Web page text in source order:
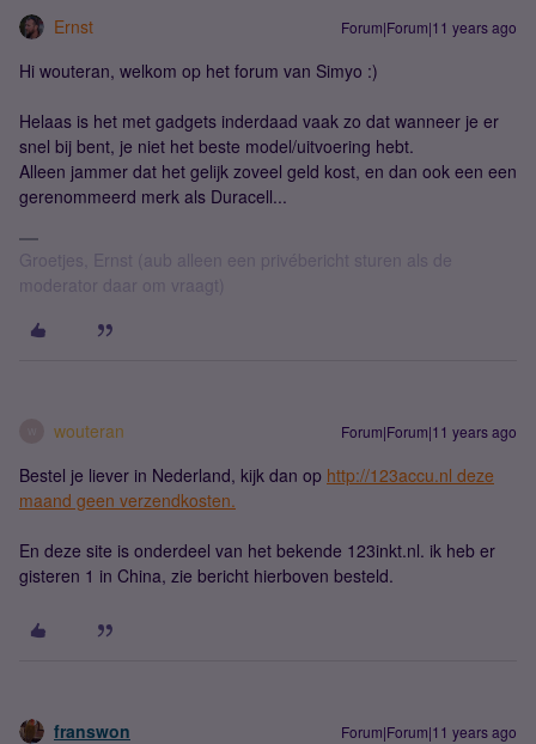
Ernst Forum|Forum|11 years ago
Hi wouteran, welkom op het forum van Simyo :)
Helaas is het met gadgets inderdaad vaak zo dat wanneer je er
snel bij bent, je niet het beste model/uitvoering hebt.
Alleen jammer dat het gelijk zoveel geld kost, en dan ook een een
gerenommeerd merk als Duracell...
Groetjes, Ernst (aub alleen een privébericht sturen als de
moderator daar om vraagt)
wouteran Forum|Forum|11 years ago
Bestel je liever in Nederland, kijk dan op http://123accu.nl deze
maand geen verzendkosten.
En deze site is onderdeel van het bekende 123inkt.nl. ik heb er
gisteren 1 in China, zie bericht hierboven besteld.
franswon Forum|Forum|11 years ago